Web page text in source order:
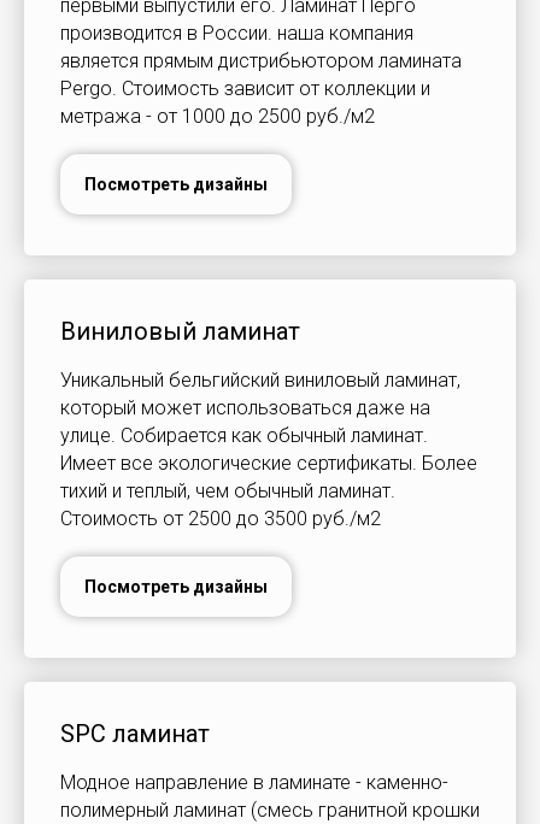
первыми выпустили его. Ламинат Перго
производится в России. наша компания
является прямым дистрибьютором ламината
Pergo. Стоимость зависит от коллекции и
метража - от 1000 до 2500 руб./м2
Посмотреть дизайны
Виниловый ламинат
Уникальный бельгийский виниловый ламинат,
который может использоваться даже на
улице. Собирается как обычный ламинат.
Имеет все экологические сертификаты. Более
тихий и теплый, чем обычный ламинат.
Стоимость от 2500 до 3500 руб./м2
Посмотреть дизайны
SPC ламинат
Модное направление в ламинате - каменно-
полимерный ламинат (смесь гранитной крошки